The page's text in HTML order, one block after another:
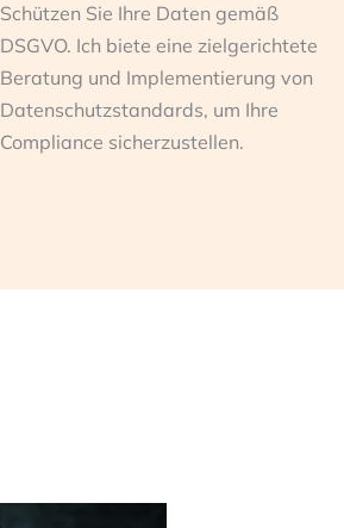
Schützen Sie Ihre Daten gemäß
DSGVO. Ich biete eine zielgerichtete
Beratung und Implementierung von
Datenschutzstandards, um Ihre
Compliance sicherzustellen.